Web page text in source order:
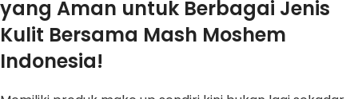
yang Aman untuk Berbagai Jenis
Kulit Bersama Mash Moshem
Indonesia!